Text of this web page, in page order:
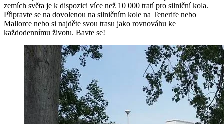
zemích světa je k dispozici více než 10 000 tratí pro silniční kola.
Připravte se na dovolenou na silničním kole na Tenerife nebo
Mallorce nebo si najděte svou trasu jako rovnováhu ke
každodennímu životu. Bavte se!